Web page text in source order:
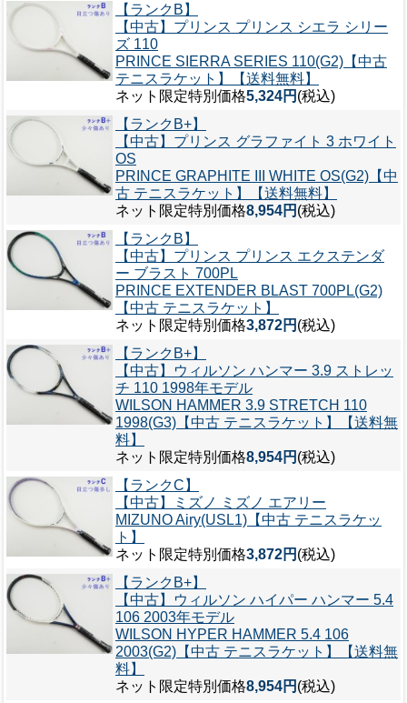
【ランクB】
【中古】プリンス プリンス シエラ シリー
ズ 110
PRINCE SIERRA SERIES 110(G2)【中古
テニスラケット】【送料無料】
ネット限定特別価格5,324円 (税込)
【ランクB+】
【中古】プリンス グラファイト 3 ホワイト
OS
PRINCE GRAPHITE III WHITE OS(G2)【中
古 テニスラケット】【送料無料】
ネット限定特別価格8,954円 (税込)
【ランクB】
【中古】プリンス プリンス エクステンダ
ー ブラスト 700PL
PRINCE EXTENDER BLAST 700PL(G2)
【中古 テニスラケット】
ネット限定特別価格3,872円 (税込)
【ランクB+】
【中古】ウィルソン ハンマー 3.9 ストレッ
チ 110 1998年モデル
WILSON HAMMER 3.9 STRETCH 110
1998(G3)【中古 テニスラケット】【送料無
料】
ネット限定特別価格8,954円 (税込)
【ランクC】
【中古】ミズノ ミズノ エアリー
MIZUNO Airy(USL1)【中古 テニスラケッ
ト】
ネット限定特別価格3,872円 (税込)
【ランクB+】
【中古】ウィルソン ハイパー ハンマー 5.4
106 2003年モデル
WILSON HYPER HAMMER 5.4 106
2003(G2)【中古 テニスラケット】【送料無
料】
ネット限定特別価格8,954円 (税込)